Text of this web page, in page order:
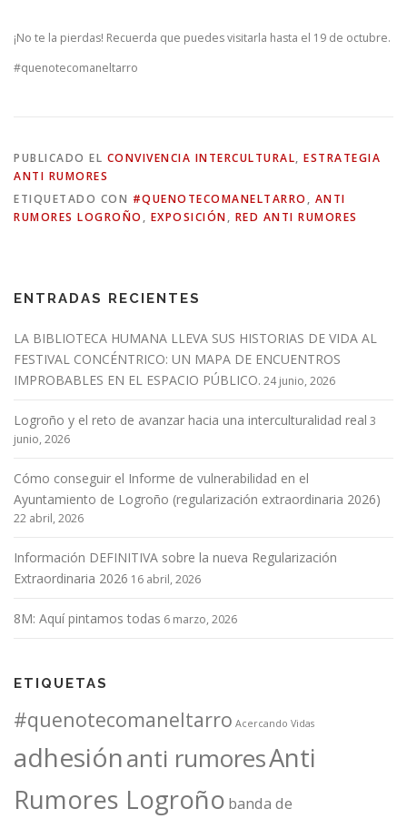
¡No te la pierdas! Recuerda que puedes visitarla hasta el 19 de octubre.
#quenotecomaneltarro
PUBLICADO EL CONVIVENCIA INTERCULTURAL, ESTRATEGIA
ANTI RUMORES
ETIQUETADO CON #QUENOTECOMANELTARRO , ANTI
RUMORES LOGROÑO , EXPOSICIÓN, RED ANTI RUMORES
ENTRADAS RECIENTES
LA BIBLIOTECA HUMANA LLEVA SUS HISTORIAS DE VIDA AL
FESTIVAL CONCÉNTRICO: UN MAPA DE ENCUENTROS
IMPROBABLES EN EL ESPACIO PÚBLICO. 24 junio, 2026
Logroño y el reto de avanzar hacia una interculturalidad real 3
junio, 2026
Cómo conseguir el Informe de vulnerabilidad en el
Ayuntamiento de Logroño (regularización extraordinaria 2026)
22 abril, 2026
Información DEFINITIVA sobre la nueva Regularización
Extraordinaria 2026 16 abril, 2026
8M: Aquí pintamos todas 6 marzo, 2026
ETIQUETAS
#quenotecomaneltarro Acercando Vidas
adhesiónanti rumoresAnti
Rumores Logroño banda de